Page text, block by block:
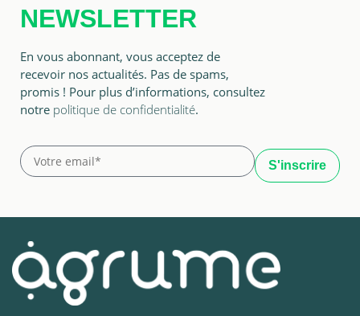
NEWSLETTER
En vous abonnant, vous acceptez de
recevoir nos actualités. Pas de spams,
promis ! Pour plus d’informations, consultez
notre politique de confidentialité.